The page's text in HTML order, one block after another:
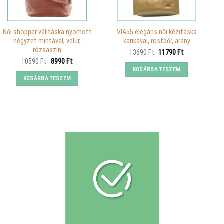
Női shopper válltáska nyomott
négyzet mintával, velúr,
rózsaszín
10590Ft Original
was:
10590 Ft.
8990 FtCurrent
KOSÁRBA TESZEM
VIA55 elegáns női kézitáska
karikával, rostbőr, arany
13690Ft Original
was:
13690 Ft.
11790 FtCurrent
KOSÁRBA TESZEM